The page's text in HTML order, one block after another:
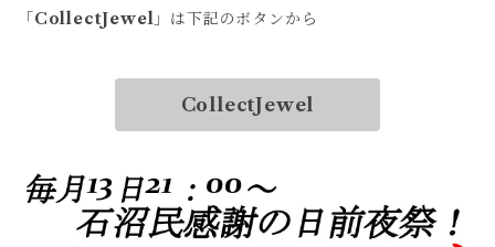
「 CollectJewel 」は下記のボタンから
CollectJewel